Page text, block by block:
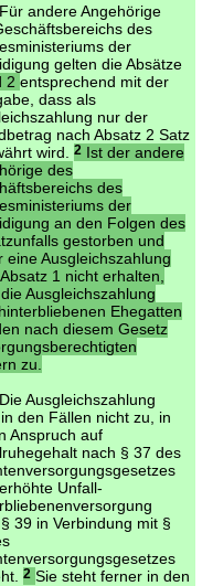
Für andere Angehörige
des
der
gelten die Absätze
2 entsprechend mit der
dass als
nur der
nach Absatz 2 Satz
wird.
2Ist der andere
des
des
der
an den Folgen des
gestorben und
eine Ausgleichszahlung
1 nicht erhalten,
Ausgleichszahlung
Ehegatten
nach diesem Gesetz
zu.
Die Ausgleichszahlung
den Fällen nicht zu, in
Anspruch auf
nach § 37 des
Unfall-
39 in Verbindung mit §
2 Sie steht ferner in den